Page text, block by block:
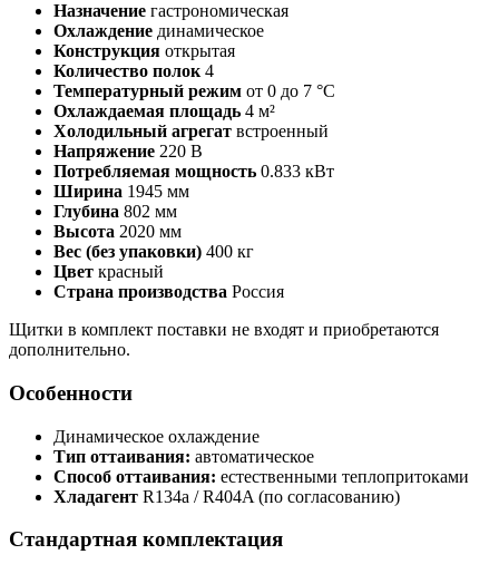
Назначение гастрономическая
Охлаждение динамическое
Конструкция открытая
Количество полок 4
Температурный режим от 0 до 7 °C
Охлаждаемая площадь 4 м²
Холодильный агрегат встроенный
Напряжение 220 В
Потребляемая мощность 0.833 кВт
Ширина 1945 мм
Глубина 802 мм
Высота 2020 мм
Вес (без упаковки) 400 кг
Цвет красный
Страна производства Россия
Щитки в комплект поставки не входят и приобретаются
дополнительно.
Особенности
Динамическое охлаждение
Тип оттаивания: автоматическое
Способ оттаивания: естественными теплопритоками
Хладагент R134a / R404A (по согласованию)
Стандартная комплектация